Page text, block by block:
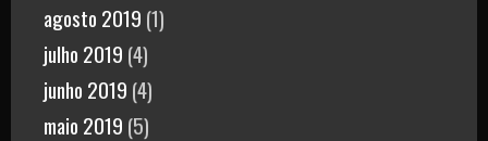
agosto 2019 (1)
julho 2019 (4)
junho 2019 (4)
maio 2019 (5)